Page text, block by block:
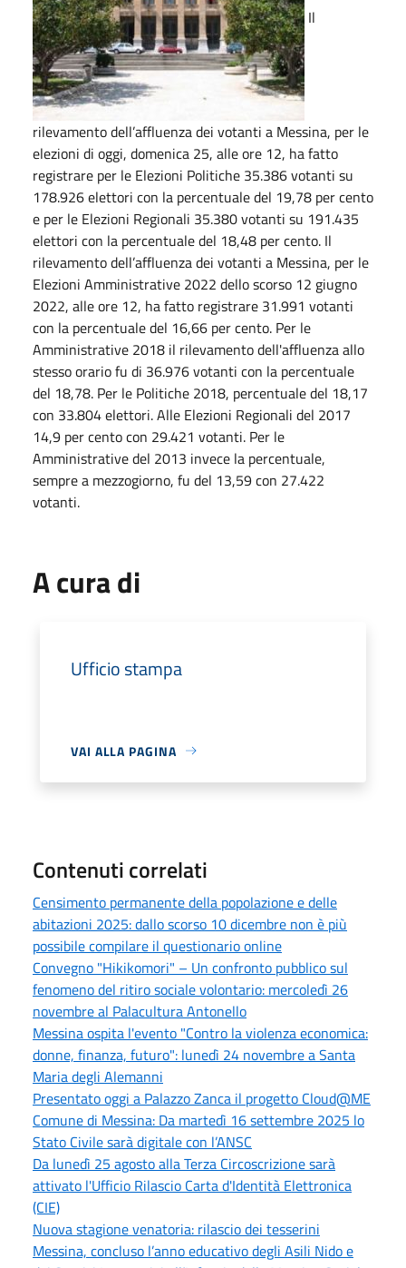
Il
rilevamento dell’affluenza dei votanti a Messina, per le
elezioni di oggi, domenica 25, alle ore 12, ha fatto
registrare per le Elezioni Politiche 35.386 votanti su
178.926 elettori con la percentuale del 19,78 per cento
e per le Elezioni Regionali 35.380 votanti su 191.435
elettori con la percentuale del 18,48 per cento. Il
rilevamento dell’affluenza dei votanti a Messina, per le
Elezioni Amministrative 2022 dello scorso 12 giugno
2022, alle ore 12, ha fatto registrare 31.991 votanti
con la percentuale del 16,66 per cento. Per le
Amministrative 2018 il rilevamento dell'affluenza allo
stesso orario fu di 36.976 votanti con la percentuale
del 18,78. Per le Politiche 2018, percentuale del 18,17
con 33.804 elettori. Alle Elezioni Regionali del 2017
14,9 per cento con 29.421 votanti. Per le
Amministrative del 2013 invece la percentuale,
sempre a mezzogiorno, fu del 13,59 con 27.422
votanti.
A cura di
Ufficio stampa
VAI ALLA PAGINA
Contenuti correlati
Censimento permanente della popolazione e delle
abitazioni 2025: dallo scorso 10 dicembre non è più
possibile compilare il questionario online
Convegno "Hikikomori" – Un confronto pubblico sul
fenomeno del ritiro sociale volontario: mercoledì 26
novembre al Palacultura Antonello
Messina ospita l'evento "Contro la violenza economica:
donne, finanza, futuro": lunedì 24 novembre a Santa
Maria degli Alemanni
Presentato oggi a Palazzo Zanca il progetto Cloud@ME
Comune di Messina: Da martedì 16 settembre 2025 lo
Stato Civile sarà digitale con l’ANSC
Da lunedì 25 agosto alla Terza Circoscrizione sarà
attivato l'Ufficio Rilascio Carta d'Identità Elettronica
(CIE)
Nuova stagione venatoria: rilascio dei tesserini
Messina, concluso l’anno educativo degli Asili Nido e